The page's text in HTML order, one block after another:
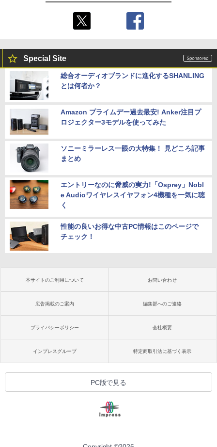
Special Site
総合オーディオブランドに進化するSHANLING
とは何者か？
Amazon プライムデー過去最安! Anker注目プ
ロジェクター3モデルを使ってみた
ソニーミラーレス一眼の大特集！ 見どころ記事
まとめ
エントリーなのに脅威の実力!「Osprey」Nobl
e Audioワイヤレスイヤフォン4機種を一気に聴
く
性能の良いお得な中古PC情報はこのページで
チェック！
本サイトのご利用について お問い合わせ
広告掲載のご案内 編集部へのご連絡
プライバシーポリシー 会社概要
インプレスグループ 特定商取引法に基づく表示
PC版で見る